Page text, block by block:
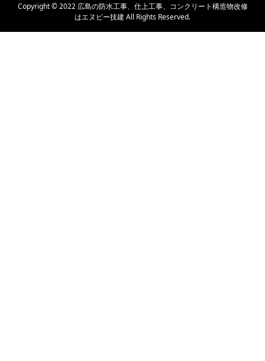
Copyright © 2022 広島の防水工事、仕上工事、コンクリート構造物改修
はエヌビー技建 All Rights Reserved.